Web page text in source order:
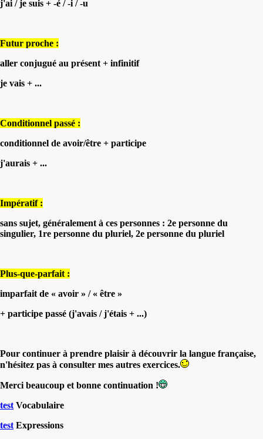
j'ai / je suis + -é / -i / -u
Futur proche :
aller conjugué au présent + infinitif
je vais + ...
Conditionnel passé :
conditionnel de avoir/être + participe
j'aurais + ...
Impératif :
sans sujet, généralement à ces personnes : 2e personne du
singulier, 1re personne du pluriel, 2e personne du pluriel
Plus-que-parfait :
imparfait de « avoir » / « être »
+ participe passé (j'avais / j'étais + ...)
Pour continuer à prendre plaisir à découvrir la langue française,
n'hésitez pas à consulter mes autres exercices.
Merci beaucoup et bonne continuation !
test Vocabulaire
test Expressions